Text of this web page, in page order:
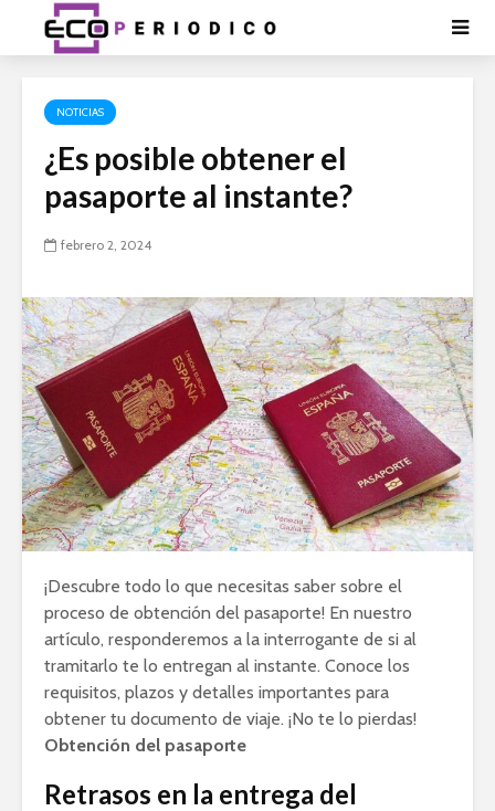
NOTICIAS
¿Es posible obtener el
pasaporte al instante?
febrero 2, 2024
¡Descubre todo lo que necesitas saber sobre el
proceso de obtención del pasaporte! En nuestro
artículo, responderemos a la interrogante de si al
tramitarlo te lo entregan al instante. Conoce los
requisitos, plazos y detalles importantes para
obtener tu documento de viaje. ¡No te lo pierdas!
Obtención del pasaporte
Retrasos en la entrega del